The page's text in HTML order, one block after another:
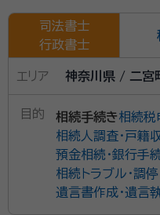
司法書士
行政書士
エリア 神奈川県 / 二宮
目的 相続手続き相続税
相続人調査・戸籍
預金相続・銀行手
相続トラブル・調
遺言書作成・遺言